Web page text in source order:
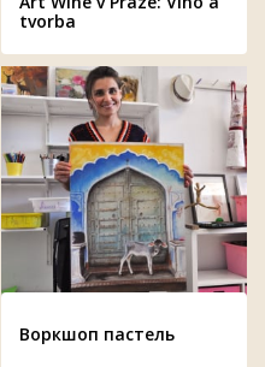
tvorba
Воркшоп пастель